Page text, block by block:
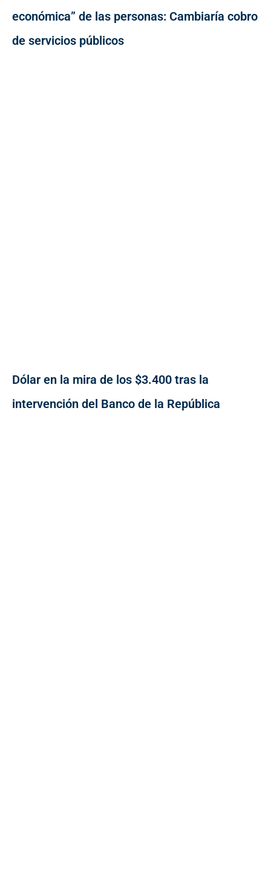
económica” de las personas: Cambiaría cobro
de servicios públicos
Dólar en la mira de los $3.400 tras la
intervención del Banco de la República